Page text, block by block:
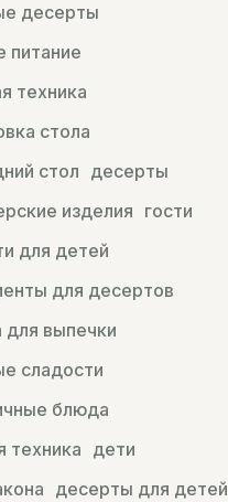
десерты
питание
техника
стола
стол
десерты
изделия гости
для детей
для десертов
для выпечки
сладости
блюда
техника
дети
десерты для детей